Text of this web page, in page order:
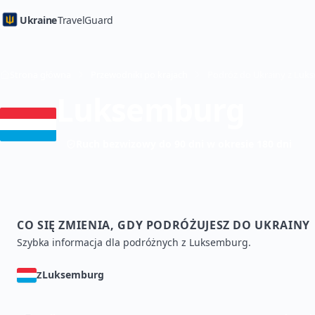
UkraineTravelGuard
CO SIĘ ZMIENIA, GDY PODRÓŻUJESZ DO UKRAINY
Szybka informacja dla podróżnych z Luksemburg.
ZLuksemburg